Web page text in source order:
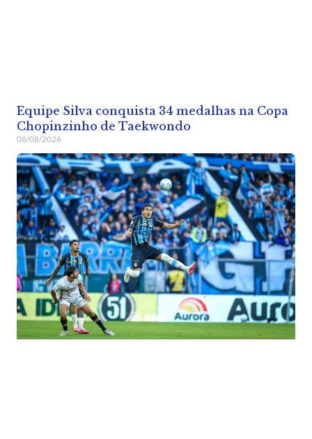
Equipe Silva conquista 34 medalhas na Copa
Chopinzinho de Taekwondo
08/08/2026